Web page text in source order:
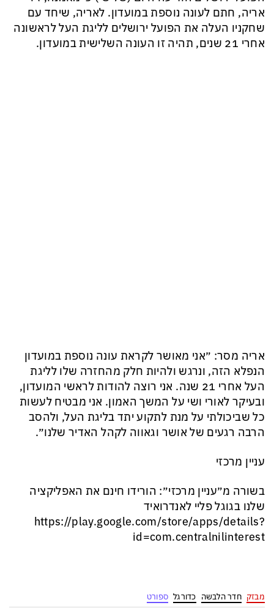
אריה, חתם לעונה נוספת במועדון. לאריה, שיחד עם
שחקניו העלה את הפועל ירושלים לליגת העל לראשונה
אחרי 21 שנים, תהיה זו העונה השלישית במועדון.
אריה מסר: ״אני מאושר לקראת עונה נוספת במועדון
הנפלא הזה, ונרגש ולהיות חלק מהחזרה שלו לליגת
העל אחרי 21 שנה. אני רוצה להודות לראשי המועדון,
ובעיקר לאורי ושי על המשך האמון. אני מבטיח לעשות
כל שביכולתי על מנת לתקוע יתד בליגת העל, ולהסב
הרבה רגעים של אושר וגאווה לקהל האדיר שלנו״.
עניין מרכזי
בשורה מ״עניין מרכזי״: הורידו חינם את האפליקציה
שלנו בגוגל פליי לאנדרואיד
‏https://play.google.com/store/apps/details?
id=com.centralnilinterest
מבזק חדר הלבשה כדורגל ספורט